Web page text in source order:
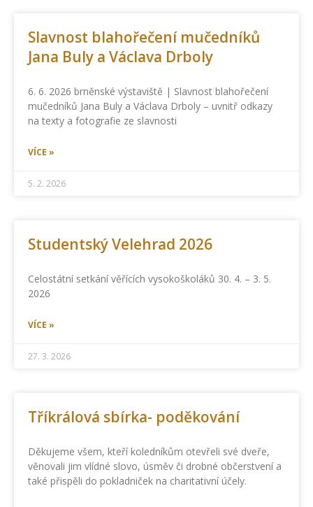
Slavnost blahořečení mučedníků
Jana Buly a Václava Drboly
6. 6. 2026 brněnské výstaviště | Slavnost blahořečení
mučedníků Jana Buly a Václava Drboly – uvnitř odkazy
na texty a fotografie ze slavnosti
VÍCE »
5. 2. 2026
Studentský Velehrad 2026
Celostátní setkání věřících vysokoškoláků 30. 4. – 3. 5.
2026
VÍCE »
27. 3. 2026
Tříkrálová sbírka- poděkování
Děkujeme všem, kteří koledníkům otevřeli své dveře,
věnovali jim vlídné slovo, úsměv či drobné občerstvení a
také přispěli do pokladniček na charitativní účely.